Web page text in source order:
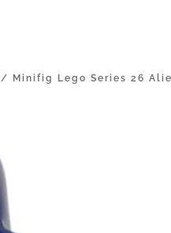
/ Minifig Lego Series 26